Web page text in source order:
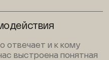
отвечает и к кому
выстроена понятная